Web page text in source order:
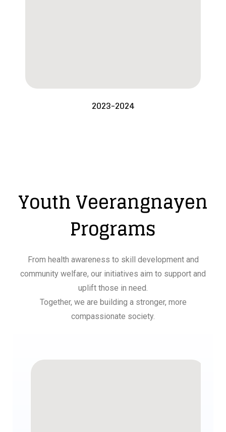
2023-2024
Youth Veerangnayen
Programs
From health awareness to skill development and
community welfare, our initiatives aim to support and
uplift those in need.
Together, we are building a stronger, more
compassionate society.